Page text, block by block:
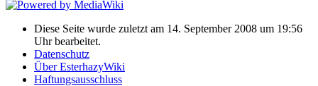
Diese Seite wurde zuletzt am 14. September 2008 um 19:56
Uhr bearbeitet.
Datenschutz
Über EsterhazyWiki
Haftungsausschluss